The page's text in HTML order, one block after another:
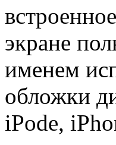
экране
именем
обложки
iPodе,